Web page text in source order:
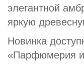
элегантной
яркую
Новинка
«Парфюмерия и